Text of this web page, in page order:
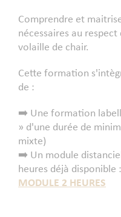
Comprendre et
nécessaires au
volaille de chair.
Cette formation
de :
➡️ Une formation
» d'une durée de
mixte)
➡️ ​Un module
heures déjà disponible
MODULE 2 HEURES